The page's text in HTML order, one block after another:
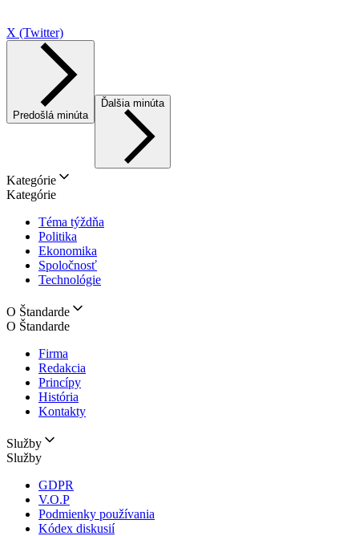
X (Twitter)
Predošlá minúta
Ďalšia minúta
Kategórie
Kategórie
Téma týždňa
Politika
Ekonomika
Spoločnosť
Technológie
O Štandarde
O Štandarde
Firma
Redakcia
Princípy
História
Kontakty
Služby
Služby
GDPR
V.O.P
Podmienky používania
Kódex diskusií